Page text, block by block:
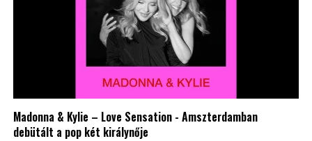
Madonna & Kylie – Love Sensation - Amszterdamban
debütált a pop két királynője